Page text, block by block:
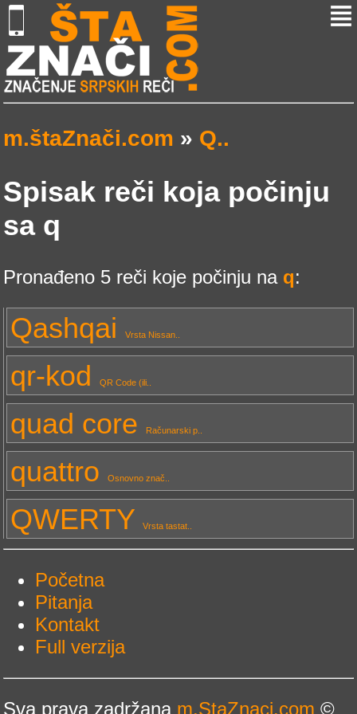
m.štaZnači.com » Q..
Spisak reči koja počinju
sa q
Pronađeno 5 reči koje počinju na q:
Qashqai Vrsta Nissan..
qr-kod QR Code (ili..
quad core Računarski p..
quattro Osnovno znač..
QWERTY Vrsta tastat..
Početna
Pitanja
Kontakt
Full verzija
Sva prava zadržana m.StaZnaci.com ©